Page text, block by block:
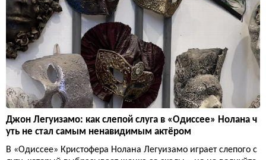
Джон Легуизамо: как слепой слуга в «Одиссее» Нолана ч
уть не стал самым ненавидимым актёром
В «Одиссее» Кристофера Нолана Легуизамо играет слепого с